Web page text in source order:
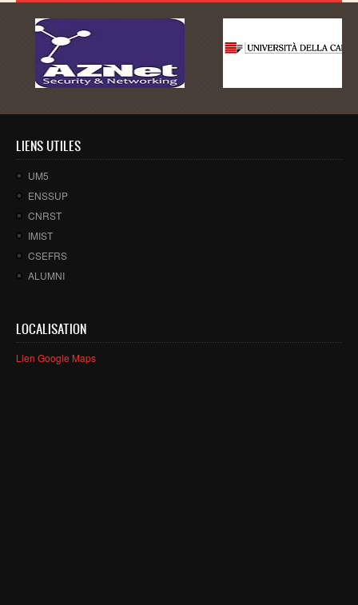
LIENS UTILES
UM5
ENSSUP
CNRST
IMIST
CSEFRS
ALUMNI
LOCALISATION
Lien Google Maps